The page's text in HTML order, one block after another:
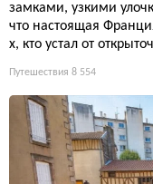
замками, узкими
что настоящая
х, кто устал от
Путешествия 8 554